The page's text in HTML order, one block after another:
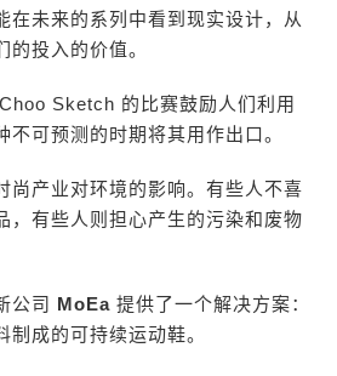
在未来的系列中看到现实设计，从
投入的价值。
Sketch 的比赛鼓励人们利用
不可预测的时期将其用作出口。
尚产业对环境的影响。有些人不喜
，有些人则担心产生的污染和废物
公司 MoEa 提供了一个解决方案：
成的可持续运动鞋。